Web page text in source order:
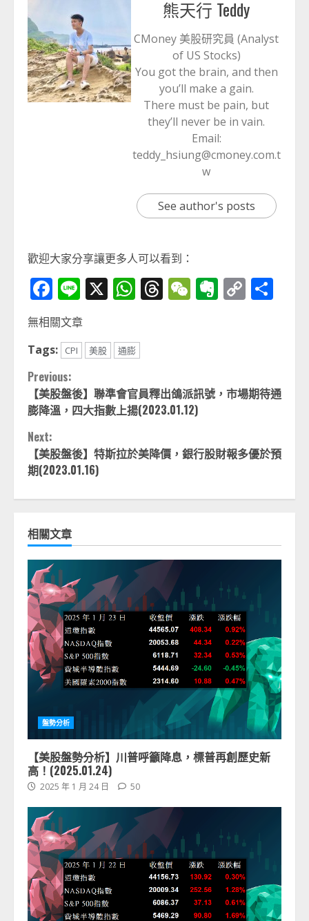
熊天行 Teddy
CMoney 美股研究員 (Analyst
of US Stocks)
You got the brain, and then
you’ll make a gain.
There must be pain, but
they’ll never be in vain.
Email:
teddy_hsiung@cmoney.com.t
w
See author's posts
歡迎大家分享讓更多人可以看到：
Facebook
Line
X WhatsApp
Threads
WeChat
Evernote
Copy
無相關文章
Tags:
CPI 美股 通膨
Continue
Reading
Previous:
【美股盤後】聯準會官員釋出鴿派訊號，市場期待通
膨降溫，四大指數上揚(2023.01.12)
Next:
【美股盤後】特斯拉於美降價，銀行股財報多優於預
期(2023.01.16)
相關文章
盤勢分析
【美股盤勢分析】川普呼籲降息，標普再創歷史新
高！(2025.01.24)
2025 年 1 月 24 日 50